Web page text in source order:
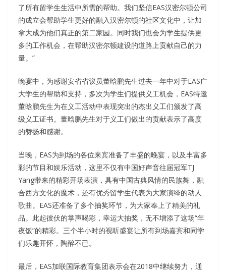
了所有留学生生活中所需的帮助。我们坚信EAS汉密尔顿公司
的成立会帮助学生更好的融入汉密尔顿的社区文化中，让加
拿大成为他们真正的第二家园。同时我们也会为学生提供更
多的工作机会，在帮助汉密尔顿建设的道路上贡献自己的力
量。”
晚宴中，为感谢安省省议员董晗鹏先生过去一年中对于EAS广
大学生的帮助和支持，多次为学生们提供义工机会，EAS特邀
董晗鹏先生为在义工活动中表现突出的杰出义工们颁发了高
级义工证书。董晗鹏先生对于义工们做出的贡献表示了高度
的赞扬和感谢。
当晚，EAS为到场的各位来宾准备了丰盛的晚宴，以及丰富多
彩的节目和娱乐活动，这里不仅有中国好声音往届冠军TJ
Yang带来的精彩开场表演，具有中国古典风情的民族舞，融
合西方文化的魔术，还有优秀留学生代表为大家演绎的动人
歌曲。EAS还准备了多个抽奖环节，为大家奉上了精美的礼
品。此起彼伏的掌声喝彩，幸运大抽奖，无不增添了这场“年
夜饭”的精彩。三个半小时的视听盛宴让所有到场嘉宾和同学
们乐趣开怀，陶醉不已。
最后，EAS加联国际教育集团表示会在2018中继续努力，通